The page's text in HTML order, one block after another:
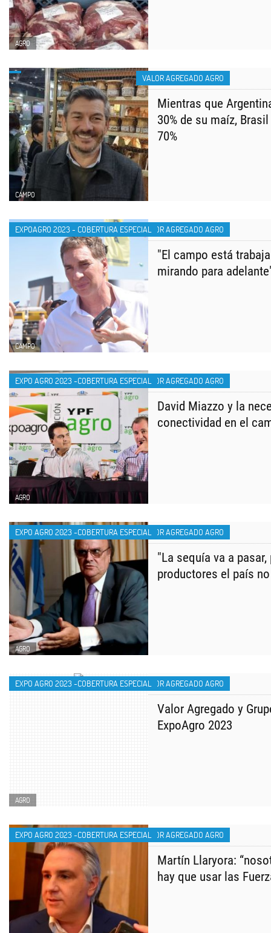
AGRO
VALOR AGREGADO AGRO
CAMPO
Mientras que
30% de su maíz,
70%
VALOR AGREGADO AGRO
CAMPO
"El campo está
mirando para
EXPOAGRO 2023 - COBERTURA ESPECIAL
VALOR AGREGADO AGRO
AGRO
David Miazzo y la
conectividad en el
EXPO AGRO 2023 -COBERTURA ESPECIAL
VALOR AGREGADO AGRO
AGRO
"La sequía va a
productores el país
EXPO AGRO 2023 -COBERTURA ESPECIAL
VALOR AGREGADO AGRO
AGRO
Valor Agregado y
ExpoAgro 2023
EXPO AGRO 2023 -COBERTURA ESPECIAL
VALOR AGREGADO AGRO
Martín Llaryora:
hay que usar las
EXPO AGRO 2023 -COBERTURA ESPECIAL